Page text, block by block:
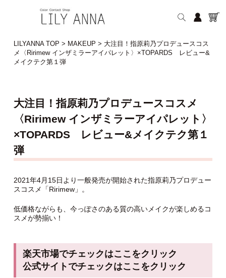
LILYANNA TOP > MAKEUP > 大注目！指原莉乃プロデュースコス
メ〈Ririmew インザミラーアイパレット〉×TOPARDS レビュー&
メイクテク第１弾
大注目！指原莉乃プロデュースコスメ
〈Ririmew インザミラーアイパレット〉
×TOPARDS レビュー&メイクテク第１
弾
2021年4月15日より一般発売が開始された指原莉乃プロデュー
スコスメ「Ririmew」。
低価格ながらも、今っぽさのある質の高いメイクが楽しめるコ
スメが勢揃い！
楽天市場でチェックはここをクリック
公式サイトでチェックはここをクリック